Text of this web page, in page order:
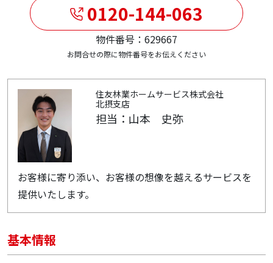
0120-144-063
物件番号：629667
お問合せの際に物件番号をお伝えください
住友林業ホームサービス株式会社
北摂支店
担当：山本 史弥
お客様に寄り添い、お客様の想像を越えるサービスを
提供いたします。
基本情報